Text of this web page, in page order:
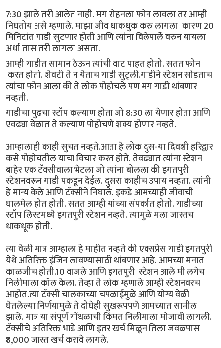
7:30 झाले तरी आलेत नाही. मग रोहनला फोन लावला तर आम्ही
निघतोय असे म्हणाले. माझा जीव धाकधुक करु लागला कारण 20
मिनिटांत गाडी सुटणार होती आणि त्यांना विलेपार्ले वरुन यायला
अर्धा तास तरी लागला असता.
आम्ही गाडीत सामान ठेऊन त्यांची वाट पाहत होतो. सतत फोन
करत होतो. शेवटी ते न येताच गाडी सुट्ली.गाडीने स्टेशन सोडताच
त्यांचा फोन आला की ते लोक पोहोचले पण मग गाडी थांबणार
नव्हती.
गाडीचा पुढचा स्टॉप कल्याण होता जो 8:30 ला येणार होता आणि
एवढ्या वेळात ते कल्याण पोहोचणे शक्य होणार नव्हते.
आम्हालाही काही सुचत नव्हते.आता हे लोक दुस-या दिवशी हरिद्वार
कसे पोहोचतील याचा विचार करत होते. तेवढ्यात त्यांना स्टेशन
बाहेर एक टॅक्सीवाला भेटला जो त्यांना बोलला की इगतपुरी
स्टेशनवरून गाडी पकडून देईल. दुसरा काहीच उपाय नव्हता. त्यांनी
हे मान्य केले आणि टॅक्सीने निघाले. इकडे आमच्याही जीवाची
घालमेल होत होती. सतत आम्ही यांच्या संपर्कात होतो. गाडीच्या
स्टॉप लिस्टमध्ये इगतपुरी स्टेशन नव्हते. त्यामुळे मला जास्तच
धाकधूक होती.
त्या वेळी मात्र आम्हाला हे माहीत नव्हते की एक्सप्रेस गाडी इगतपुरी
येथे अतिरिक्त इंजिन लावण्यासाठी थांबणार आहे. आमच्या मनात
काळजीच होती.10 वाजले आणि इगतपुरी स्टेशन आले मी लगेच
निलीमाला कॉल केला. तेव्हा ते लोक म्हणाले आम्ही स्टेशनवरच
आहोत.त्या टॅक्सी चालकाच्या चपळाईमुळे आणि योग्य वेळी
घेतलेल्या निर्णयामुळे ते दोघेही सुखरूपपणे आमच्यात सामील
झाले. मात्र या संपूर्ण गोंधळाची किंमत निलीमाला मोजावी लागली.
टॅक्सीचे अतिरिक्त भाडे आणि इतर खर्च मिळून तिला जवळपास
₹8,000 जास्त खर्च करावे लागले.